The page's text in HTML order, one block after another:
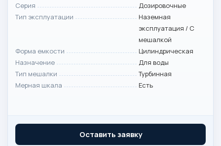
Серия
Дозировочные
Тип эксплуатации
Наземная
эксплуатация / С
мешалкой
Форма емкости
Цилиндрическая
Назначение
Для воды
Тип мешалки
Турбинная
Мерная шкала
Есть
Оставить заявку